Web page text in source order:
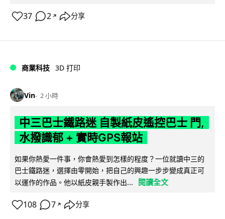
37 2 ↗ 分享
商業科技 3D 打印
Vin 2 小時
中三巴士鐵路迷 自製紙皮遙控巴士 門,
水撥識郁 + 實時GPS報站
如果你熱愛一件事，你會熱愛到怎樣的程度？一位就讀中三的
巴士鐵路迷，選擇由零開始，把自己的興趣一步步變成真正可
以運作的作品。他以紙皮親手製作出...
閱讀全文
108 7 ↗ 分享